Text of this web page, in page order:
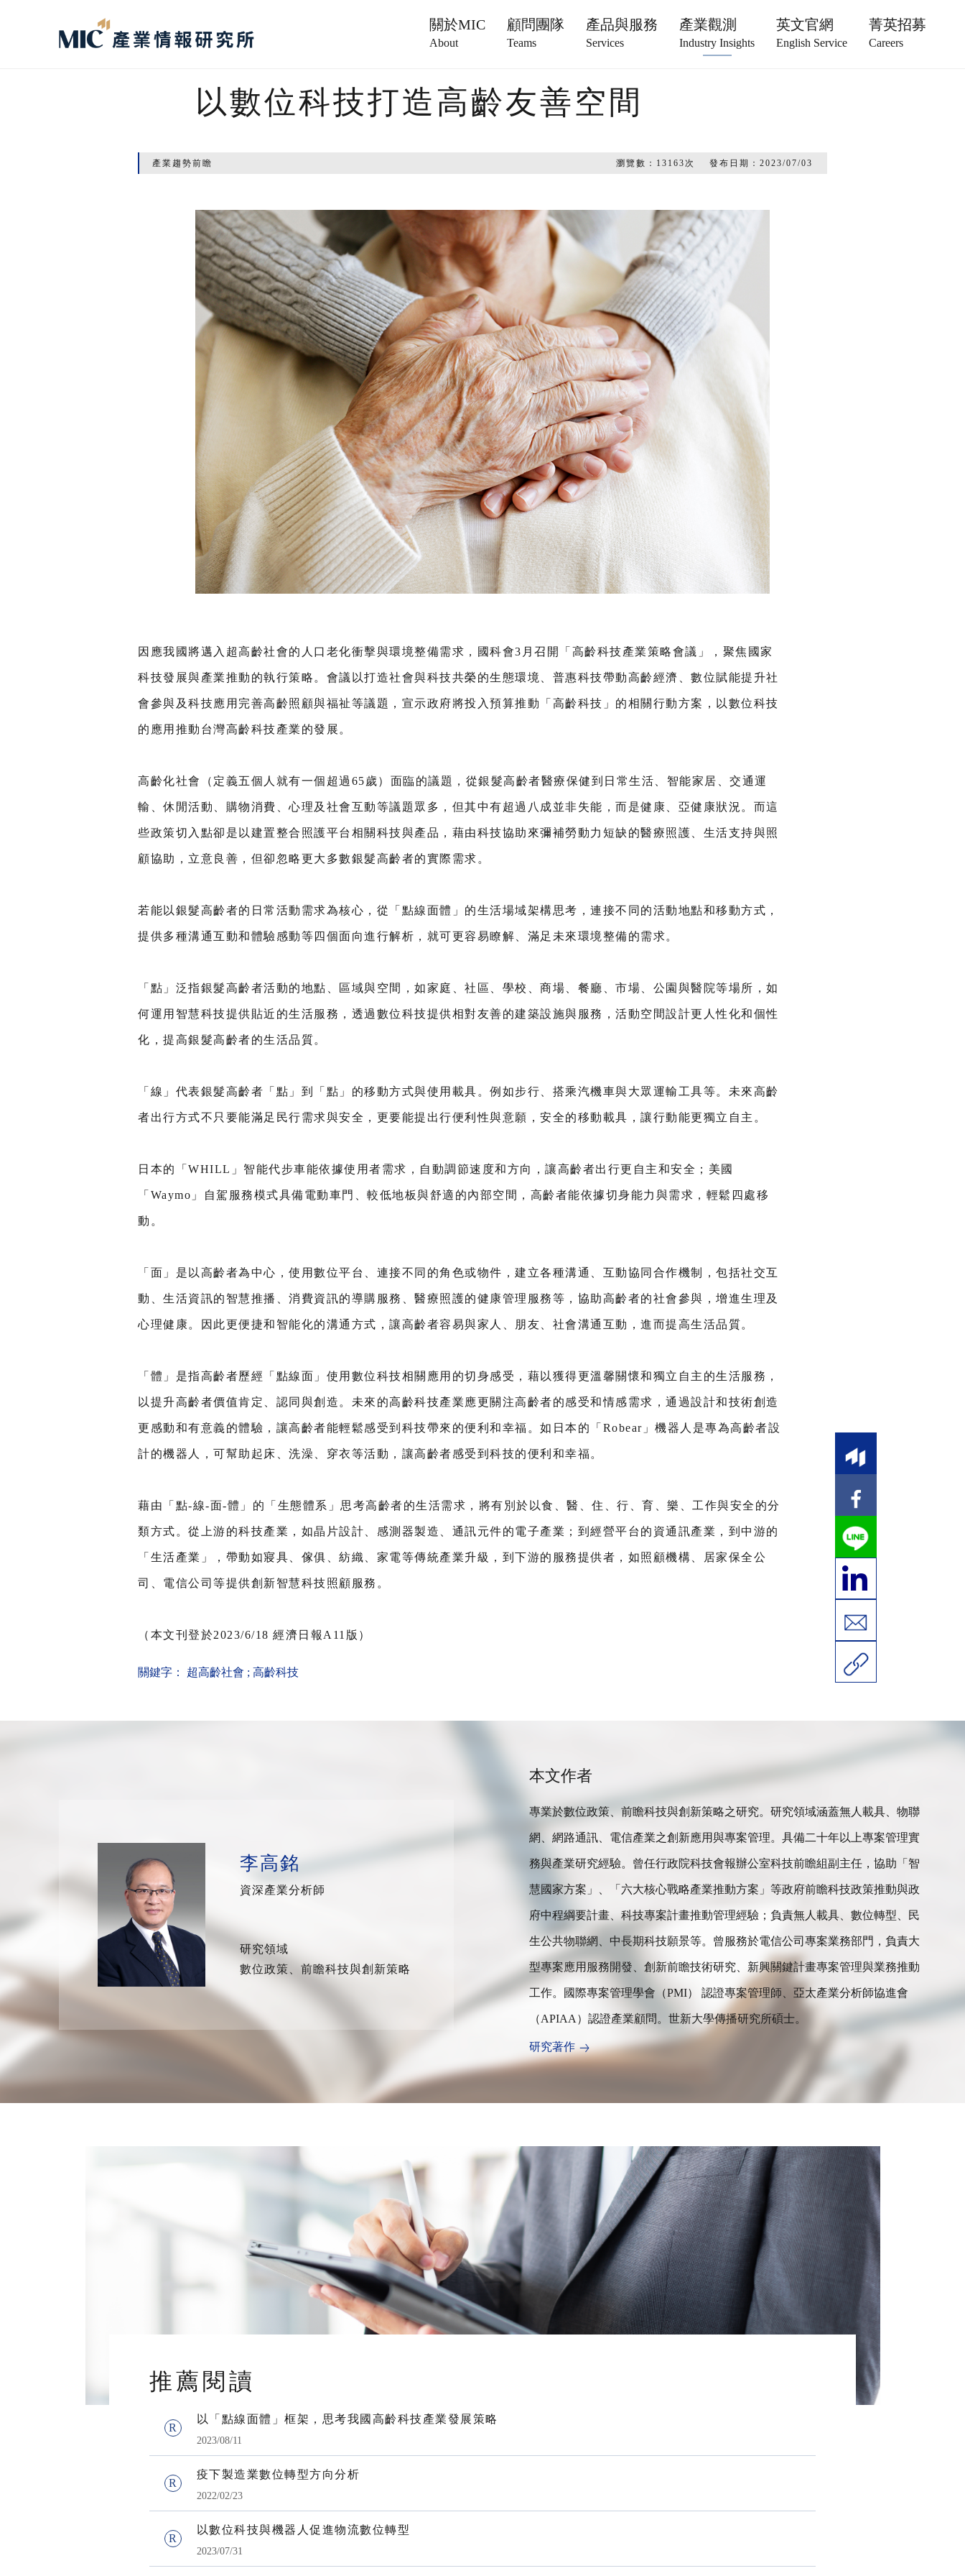
關於MIC
About
顧問團隊
Teams
產品與服務
Services
產業觀測
Industry Insights
英文官網
English Service
菁英招募
Careers
以數位科技打造高齡友善空間
產業趨勢前瞻 瀏覽數： 13163 次 發布日期： 2023/07/03
因應我國將邁入超高齡社會的人口老化衝擊與環境整備需求，國科會3月召開「高齡科技產業策略會議」，聚焦國家
科技發展與產業推動的執行策略。會議以打造社會與科技共榮的生態環境、普惠科技帶動高齡經濟、數位賦能提升社
會參與及科技應用完善高齡照顧與福祉等議題，宣示政府將投入預算推動「高齡科技」的相關行動方案，以數位科技
的應用推動台灣高齡科技產業的發展。
高齡化社會（定義五個人就有一個超過65歲）面臨的議題，從銀髮高齡者醫療保健到日常生活、智能家居、交通運
輸、休閒活動、購物消費、心理及社會互動等議題眾多，但其中有超過八成並非失能，而是健康、亞健康狀況。而這
些政策切入點卻是以建置整合照護平台相關科技與產品，藉由科技協助來彌補勞動力短缺的醫療照護、生活支持與照
顧協助，立意良善，但卻忽略更大多數銀髮高齡者的實際需求。
若能以銀髮高齡者的日常活動需求為核心，從「點線面體」的生活場域架構思考，連接不同的活動地點和移動方式，
提供多種溝通互動和體驗感動等四個面向進行解析，就可更容易瞭解、滿足未來環境整備的需求。
「點」泛指銀髮高齡者活動的地點、區域與空間，如家庭、社區、學校、商場、餐廳、市場、公園與醫院等場所，如
何運用智慧科技提供貼近的生活服務，透過數位科技提供相對友善的建築設施與服務，活動空間設計更人性化和個性
化，提高銀髮高齡者的生活品質。
「線」代表銀髮高齡者「點」到「點」的移動方式與使用載具。例如步行、搭乘汽機車與大眾運輸工具等。未來高齡
者出行方式不只要能滿足民行需求與安全，更要能提出行便利性與意願，安全的移動載具，讓行動能更獨立自主。
日本的「WHILL」智能代步車能依據使用者需求，自動調節速度和方向，讓高齡者出行更自主和安全；美國
「Waymo」自駕服務模式具備電動車門、較低地板與舒適的內部空間，高齡者能依據切身能力與需求，輕鬆四處移
動。
「面」是以高齡者為中心，使用數位平台、連接不同的角色或物件，建立各種溝通、互動協同合作機制，包括社交互
動、生活資訊的智慧推播、消費資訊的導購服務、醫療照護的健康管理服務等，協助高齡者的社會參與，增進生理及
心理健康。因此更便捷和智能化的溝通方式，讓高齡者容易與家人、朋友、社會溝通互動，進而提高生活品質。
「體」是指高齡者歷經「點線面」使用數位科技相關應用的切身感受，藉以獲得更溫馨關懷和獨立自主的生活服務，
以提升高齡者價值肯定、認同與創造。未來的高齡科技產業應更關注高齡者的感受和情感需求，通過設計和技術創造
更感動和有意義的體驗，讓高齡者能輕鬆感受到科技帶來的便利和幸福。如日本的「Robear」機器人是專為高齡者設
計的機器人，可幫助起床、洗澡、穿衣等活動，讓高齡者感受到科技的便利和幸福。
藉由「點-線-面-體」的「生態體系」思考高齡者的生活需求，將有別於以食、醫、住、行、育、樂、工作與安全的分
類方式。從上游的科技產業，如晶片設計、感測器製造、通訊元件的電子產業；到經營平台的資通訊產業，到中游的
「生活產業」，帶動如寢具、傢俱、紡織、家電等傳統產業升級，到下游的服務提供者，如照顧機構、居家保全公
司、電信公司等提供創新智慧科技照顧服務。
（本文刊登於2023/6/18 經濟日報A11版）
關鍵字： 超高齡社會 ; 高齡科技
李高銘
資深產業分析師
研究領域
數位政策、前瞻科技與創新策略
本文作者
專業於數位政策、前瞻科技與創新策略之研究。研究領域涵蓋無人載具、物聯
網、網路通訊、電信產業之創新應用與專案管理。具備二十年以上專案管理實
務與產業研究經驗。曾任行政院科技會報辦公室科技前瞻組副主任，協助「智
慧國家方案」、「六大核心戰略產業推動方案」等政府前瞻科技政策推動與政
府中程綱要計畫、科技專案計畫推動管理經驗；負責無人載具、數位轉型、民
生公共物聯網、中長期科技願景等。曾服務於電信公司專案業務部門，負責大
型專案應用服務開發、創新前瞻技術研究、新興關鍵計畫專案管理與業務推動
工作。國際專案管理學會（PMI） 認證專案管理師、亞太產業分析師協進會
（APIAA）認證產業顧問。世新大學傳播研究所碩士。
研究著作
推薦閱讀
以「點線面體」框架，思考我國高齡科技產業發展策略
2023/08/11
疫下製造業數位轉型方向分析
2022/02/23
以數位科技與機器人促進物流數位轉型
2023/07/31